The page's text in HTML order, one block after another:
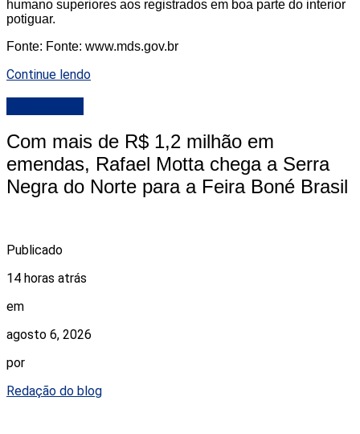
humano superiores aos registrados em boa parte do interior
potiguar.
Fonte: Fonte: www.mds.gov.br
Continue lendo
Com mais de R$ 1,2 milhão em
emendas, Rafael Motta chega a Serra
Negra do Norte para a Feira Boné Brasil
Publicado
14 horas atrás
em
agosto 6, 2026
por
Redação do blog